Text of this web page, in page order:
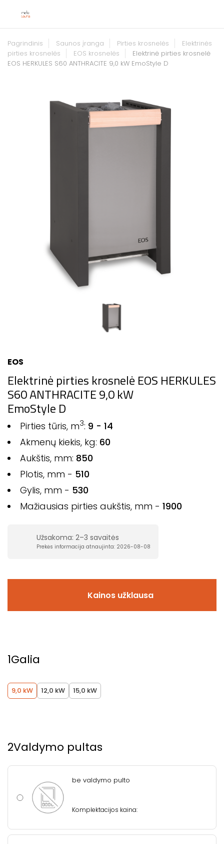
Pagrindinis Saunos įranga Pirties krosnelės
Elektrinės
pirties krosnelės
EOS krosnelės
Elektrinė pirties krosnelė
EOS HERKULES S60 ANTHRACITE 9,0 kW EmoStyle D
EOS
Elektrinė pirties krosnelė EOS HERKULES
S60 ANTHRACITE 9,0 kW
EmoStyle D
Pirties tūris, m3: 9 - 14
Akmenų kiekis, kg: 60
Aukštis, mm: 850
Plotis, mm - 510
Gylis, mm - 530
Mažiausias pirties aukštis, mm - 1900
Užsakoma: 2–3 savaitės
Prekės informacija atnaujinta: 2026-08-08
Kainos užklausa
1Galia
9,0 kW 12,0 kW 15,0 kW
2Valdymo pultas
be valdymo pulto
Komplektacijos kaina: